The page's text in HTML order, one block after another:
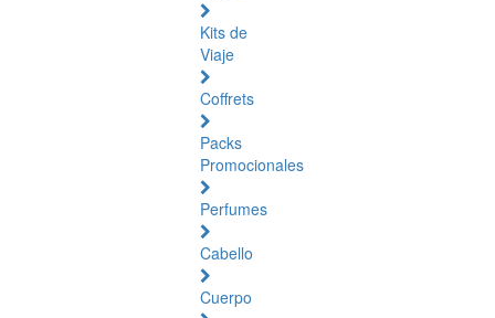
Kits de
Viaje
Coffrets
Packs
Promocionales
Perfumes
Cabello
Cuerpo